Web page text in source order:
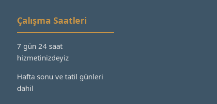
Çalışma Saatleri
7 gün 24 saat
hizmetinizdeyiz
Hafta sonu ve tatil günleri
dahil